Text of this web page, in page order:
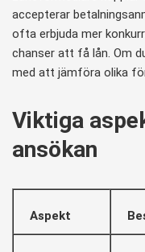
accepterar
ofta erbjuda mer
chanser att få lån. Om
med att jämföra olika
Viktiga
ansökan
Aspekt